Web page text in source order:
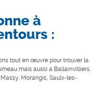
à
:
tout en œuvre pour trouver la
mais aussi à Ballainvilliers,
Morangis, Saulx-les-